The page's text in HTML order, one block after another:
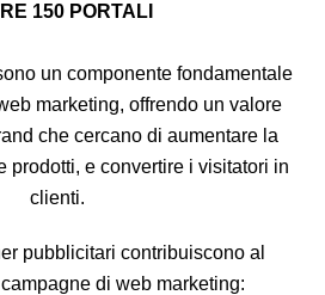
150 PORTALI
un componente fondamentale
marketing, offrendo un valore
che cercano di aumentare la
prodotti, e convertire i visitatori in
clienti.
pubblicitari contribuiscono al
di web marketing: